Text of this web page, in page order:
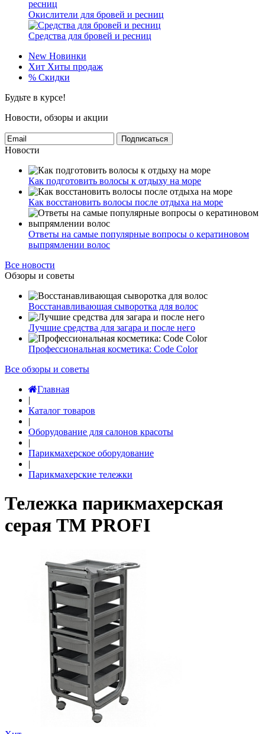
Окислители для бровей и ресниц
Средства для бровей и ресниц
New Новинки
Хит Хиты продаж
% Скидки
Будьте в курсе!
Новости, обзоры и акции
Подписаться
Новости
Как подготовить волосы к отдыху на море
Как восстановить волосы после отдыха на море
Ответы на самые популярные вопросы о кератиновом
выпрямлении волос
Все новости
Обзоры и советы
Восстанавливающая сыворотка для волос
Лучшие средства для загара и после него
Профессиональная косметика: Code Color
Все обзоры и советы
Главная
|
Каталог товаров
|
Оборудование для салонов красоты
|
Парикмахерское оборудование
|
Парикмахерские тележки
Тележка парикмахерская
серая TM PROFI